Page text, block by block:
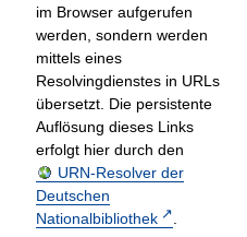
im Browser aufgerufen
werden, sondern werden
mittels eines
Resolvingdienstes in URLs
übersetzt. Die persistente
Auflösung dieses Links
erfolgt hier durch den
URN-Resolver der
Deutschen
Nationalbibliothek
.